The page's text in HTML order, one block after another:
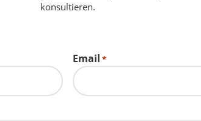
konsultieren.
Email *